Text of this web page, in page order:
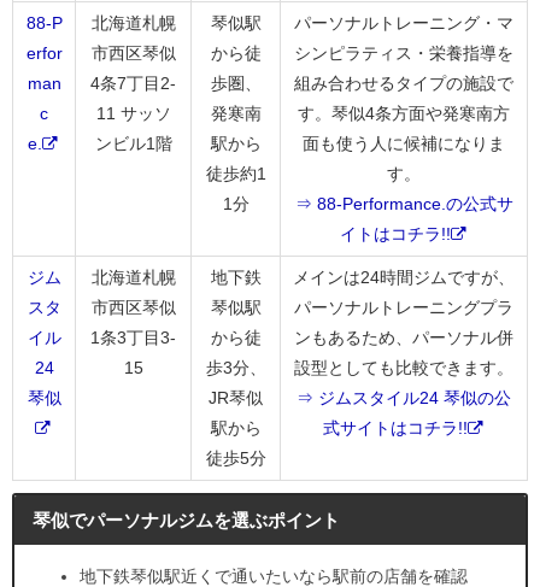
88-P
erfor
man
c
e.
北海道札幌
市西区琴似
4条7丁目2-
11 サッソ
ンビル1階
琴似駅
から徒
歩圏、
発寒南
駅から
徒歩約1
1分
パーソナルトレーニング・マ
シンピラティス・栄養指導を
組み合わせるタイプの施設で
す。琴似4条方面や発寒南方
面も使う人に候補になりま
す。
⇒ 88-Performance.の公式サ
イトはコチラ!!
ジム
スタ
イル
24
琴似
北海道札幌
市西区琴似
1条3丁目3-
15
地下鉄
琴似駅
から徒
歩3分、
JR琴似
駅から
徒歩5分
メインは24時間ジムですが、
パーソナルトレーニングプラ
ンもあるため、パーソナル併
設型としても比較できます。
⇒ ジムスタイル24 琴似の公
式サイトはコチラ!!
琴似でパーソナルジムを選ぶポイント
地下鉄琴似駅近くで通いたいなら駅前の店舗を確認